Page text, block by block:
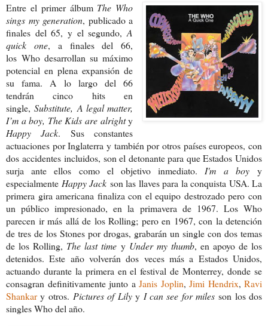
Entre el primer álbum The Who
sings my generation, publicado a
finales del 65, y el segundo,A
quick one, a finales del 66,
losWho desarrollan su máximo
potencial en plena expansión de
su fama. A lo largo del 66
tendrán cinco hits en
single,Substitute, A legal matter,
I’m a boy, The Kids are alrighty
Happy Jack. Sus constantes
actuaciones por Inglaterra y también por otros países europeos, con
dos accidentes incluidos, son el detonante para que Estados Unidos
surja ante ellos como el objetivo inmediato. I'm a boyy
especialmente Happy Jack son las llaves para la conquista USA. La
primera gira americana finaliza con el equipo destrozado pero con
un público impresionado, en la primavera de 1967. Los Who
parecen ir más allá de los Rolling; pero en 1967, con la detención
de tres de los Stones por drogas, grabarán un single con dos temas
de los Rolling, The last time y Under my thumb, en apoyo de los
detenidos. Este año volverán dos veces más a Estados Unidos,
actuando durante la primera en el festival de Monterrey, donde se
consagran definitivamente junto a Janis Joplin, Jimi Hendrix, Ravi
Shankary otros. Pictures of Lilyy I can see for milesson los dos
singles Who del año.